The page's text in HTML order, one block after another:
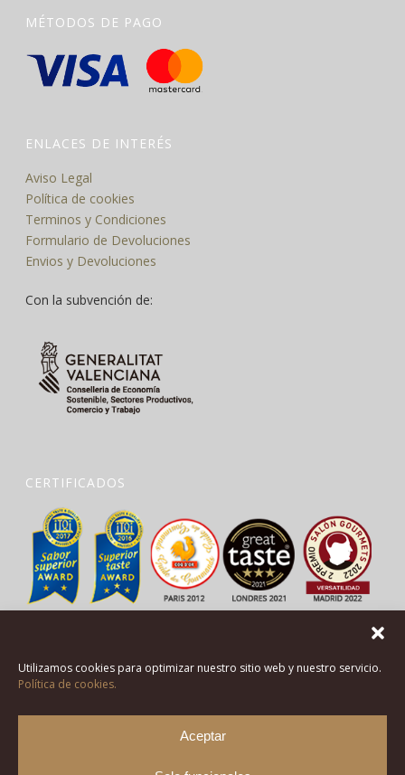
Utilizamos cookies para optimizar nuestro sitio web y nuestro servicio.
Política de cookies.
Aceptar
MÉTODOS DE PAGO
ENLACES DE INTERÉS
Aviso Legal
Política de cookies
Terminos y Condiciones
Formulario de Devoluciones
Envios y Devoluciones
Con la subvención de:
CERTIFICADOS